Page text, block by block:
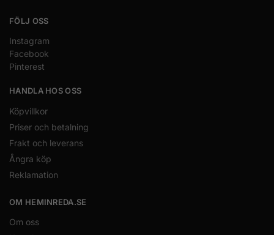
FÖLJ OSS
Instagram
Facebook
Pinterest
HANDLA HOS OSS
Köpvillkor
Priser och betalning
Frakt och leverans
Ångra köp
Reklamation
OM HEMINREDA.SE
Om oss